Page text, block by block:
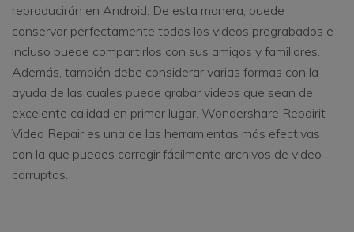
reproducirán en Android. De esta manera, puede
conservar perfectamente todos los videos pregrabados e
incluso puede compartirlos con sus amigos y familiares.
Además, también debe considerar varias formas con la
ayuda de las cuales puede grabar videos que sean de
excelente calidad en primer lugar. Wondershare Repairit
Video Repair es una de las herramientas más efectivas
con la que puedes corregir fácilmente archivos de video
corruptos.